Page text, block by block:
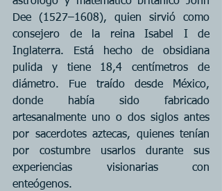
Dee (1527–1608), quien sirvió como
consejero de la reina Isabel I de
Inglaterra. Está hecho de obsidiana
pulida y tiene 18,4 centímetros de
diámetro. Fue traído desde México,
donde había sido fabricado
artesanalmente uno o dos siglos antes
por sacerdotes aztecas, quienes tenían
por costumbre usarlos durante sus
experiencias visionarias con
enteógenos.